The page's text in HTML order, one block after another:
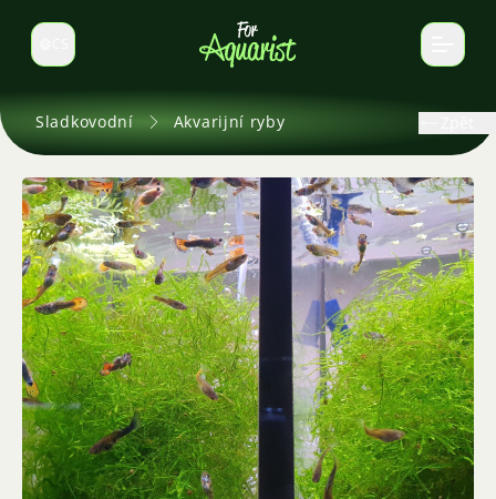
Select language
Sladkovodní Akvarijní ryby